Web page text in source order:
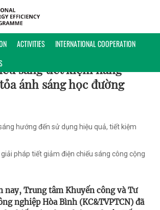
ACTIVITIES
INTERNATIONAL COOPERATION
16:09 GMT+7
NGHIỆM TRIỂN KHAI
sáng tiết kiệm năng
ánh sáng học đường
hướng đến sử dụng hiệu quả, tiết kiệm
pháp tiết giảm điện chiếu sáng công cộng
nay, Trung tâm Khuyến công và Tư
nghiệp Hòa Bình (KC&TVPTCN) đã